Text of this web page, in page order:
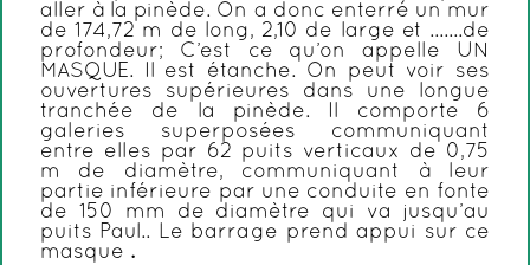
aller à la pinède. On a donc enterré un mur
de 174,72 m de long, 2,10 de large et .......de
profondeur; C’est ce qu’on appelle UN
MASQUE. Il est étanche. On peut voir ses
ouvertures supérieures dans une longue
tranchée de la pinède. Il comporte 6
galeries superposées communiquant
entre elles par 62 puits verticaux de 0,75
m de diamètre, communiquant à leur
partie inférieure par une conduite en fonte
de 150 mm de diamètre qui va jusqu’au
puits Paul.. Le barrage prend appui sur ce
masque .